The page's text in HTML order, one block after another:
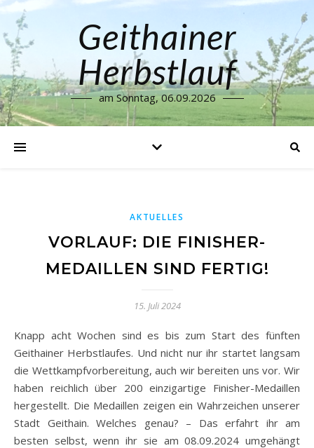
Geithainer
Herbstlauf
am Sonntag, 06.09.2026
AKTUELLES
VORLAUF: DIE FINISHER-
MEDAILLEN SIND FERTIG!
15. Juli 2024
Knapp acht Wochen sind es bis zum Start des fünften
Geithainer Herbstlaufes. Und nicht nur ihr startet langsam
die Wettkampfvorbereitung, auch wir bereiten uns vor. Wir
haben reichlich über 200 einzigartige Finisher-Medaillen
hergestellt. Die Medaillen zeigen ein Wahrzeichen unserer
Stadt Geithain. Welches genau? – Das erfahrt ihr am
besten selbst, wenn ihr sie am 08.09.2024 umgehängt